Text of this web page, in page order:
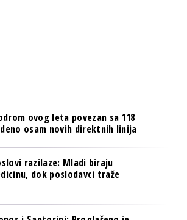
ovog leta povezan sa 118
osam novih direktnih linija
razilaze: Mladi biraju
dok poslodavci traže